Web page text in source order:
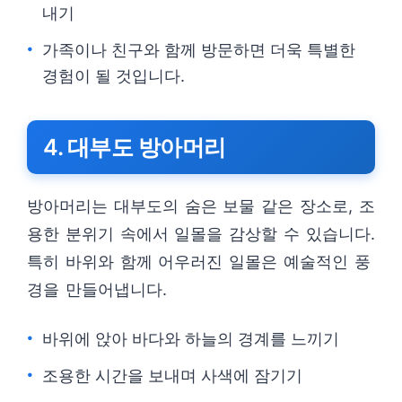
내기
가족이나 친구와 함께 방문하면 더욱 특별한
경험이 될 것입니다.
4. 대부도 방아머리
방아머리는 대부도의 숨은 보물 같은 장소로, 조
용한 분위기 속에서 일몰을 감상할 수 있습니다.
특히 바위와 함께 어우러진 일몰은 예술적인 풍
경을 만들어냅니다.
바위에 앉아 바다와 하늘의 경계를 느끼기
조용한 시간을 보내며 사색에 잠기기